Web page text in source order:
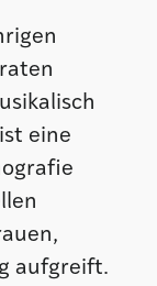
eine
aufgreift.